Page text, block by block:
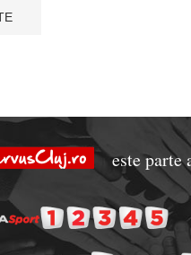
este parte